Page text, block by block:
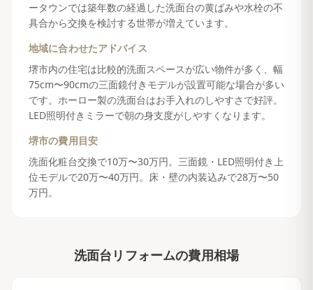
ータウンでは築年数の経過した洗面台の黄ばみや水栓の不
具合から交換を検討する世帯が増えています。
地域に合わせたアドバイス
堺市内の住宅は比較的洗面スペースが広い物件が多く、幅
75cm〜90cmの三面鏡付きモデルが設置可能な場合が多い
です。ホーロー製の洗面台はお手入れのしやすさで好評。
LED照明付きミラーで朝の身支度がしやすくなります。
堺市の費用目安
洗面化粧台交換で10万〜30万円。三面鏡・LED照明付き上
位モデルで20万〜40万円。床・壁の内装込みで28万〜50
万円。
洗面台リフォームの費用相場